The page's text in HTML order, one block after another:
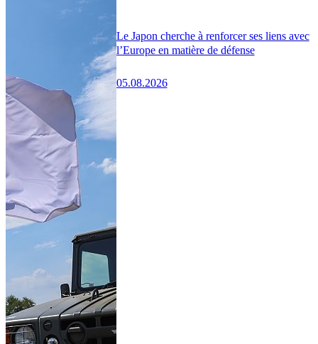
Le Japon cherche à renforcer ses liens avec
l’Europe en matière de défense
05.08.2026